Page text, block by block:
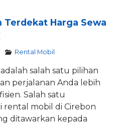
Terdekat Harga Sewa
Rental Mobil
salah satu pilihan
perjalanan Anda lebih
Salah satu
mobil di Cirebon
ditawarkan kepada